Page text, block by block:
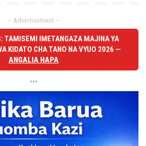
– Advertisement –
TAMISEMI IMETANGAZA MAJINA YA
KIDATO CHA TANO NA VYUO 2026 —
ANGALIA HAPA
```